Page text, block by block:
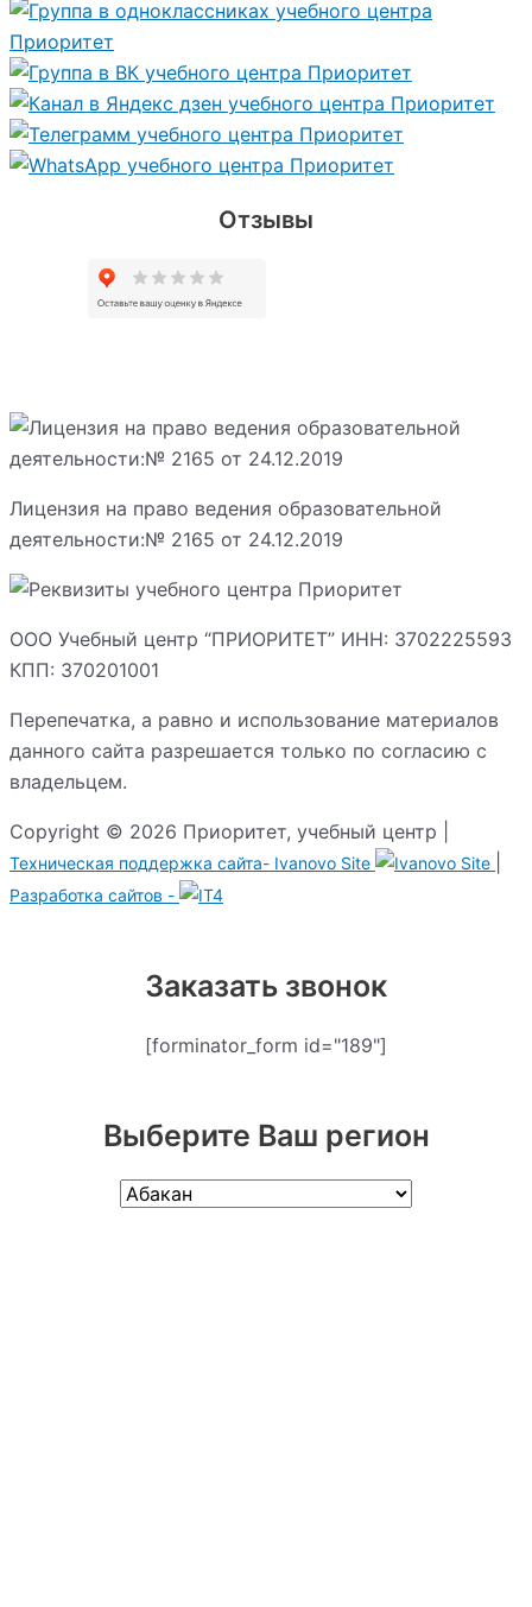
Отзывы
Лицензия на право ведения образовательной
деятельности:№ 2165 от 24.12.2019
ООО Учебный центр “ПРИОРИТЕТ” ИНН: 3702225593
КПП: 370201001
Перепечатка, а равно и использование материалов
данного сайта разрешается только по согласию с
владельцем.
Copyright © 2026 Приоритет, учебный центр |
Техническая поддержка сайта- Ivanovo Site
Разработка сайтов -
Заказать звонок
[forminator_form id="189"]
Выберите Ваш регион